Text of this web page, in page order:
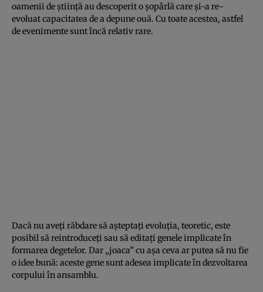
oamenii de știință au descoperit o șopârlă care și-a re-
evoluat capacitatea de a depune ouă. Cu toate acestea, astfel
de evenimente sunt încă relativ rare.
Dacă nu aveți răbdare să așteptați evoluția, teoretic, este
posibil să reintroduceți sau să editați genele implicate în
formarea degetelor. Dar „joaca” cu așa ceva ar putea să nu fie
o idee bună: aceste gene sunt adesea implicate în dezvoltarea
corpului în ansamblu.